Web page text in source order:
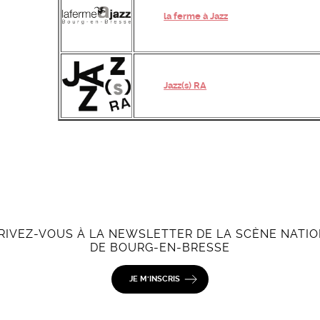
la ferme à Jazz
Jazz(s) RA
VOUS À LA NEWSLETTER DE LA SCÈNE
DE BOURG-EN-BRESSE
JE M'INSCRIS